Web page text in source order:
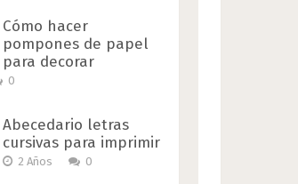
Cómo hacer
pompones de papel
para decorar
0
Abecedario letras
cursivas para imprimir
2 Años 0